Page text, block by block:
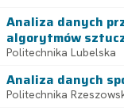
Analiza danych
algorytmów
Politechnika Lubelska
Analiza danych
Politechnika